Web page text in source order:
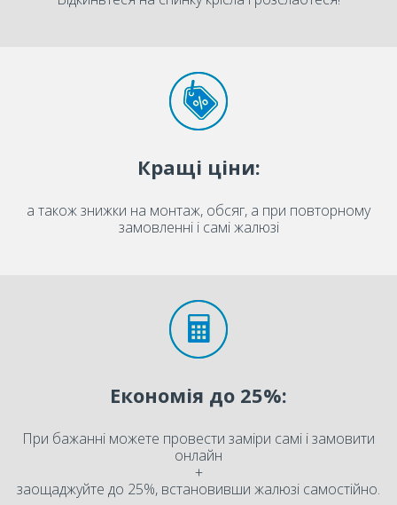
Кращі ціни:
а також знижки на монтаж, обсяг, а при повторному
замовленні і самі жалюзі
Економія до 25%:
При бажанні можете провести заміри самі і замовити
онлайн
+
заощаджуйте до 25%, встановивши жалюзі самостійно.